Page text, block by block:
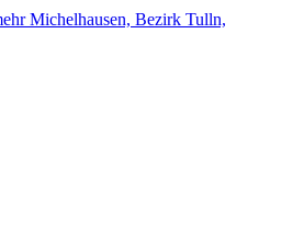
Michelhausen, Bezirk Tulln,